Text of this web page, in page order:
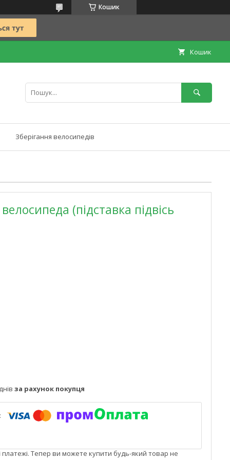
Кошик
Кошик
Зберігання велосипедів
(підставка підвісь
за рахунок покупця
платежі. Тепер ви можете купити будь-який товар не